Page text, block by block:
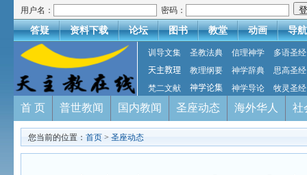
用户名： 密码：
答疑 资料下载 论坛 图书 教堂 动画 导航
训导文集 圣教法典 信理神学
多语圣经
天主教理
教理纲要 神学辞典
思高圣经
梵二文献
神学论集 神学导论 牧灵圣经
首 页 普世教闻 国内教闻 圣座动态 海外华人 社
您当前的位置： 首页 > 圣座动态